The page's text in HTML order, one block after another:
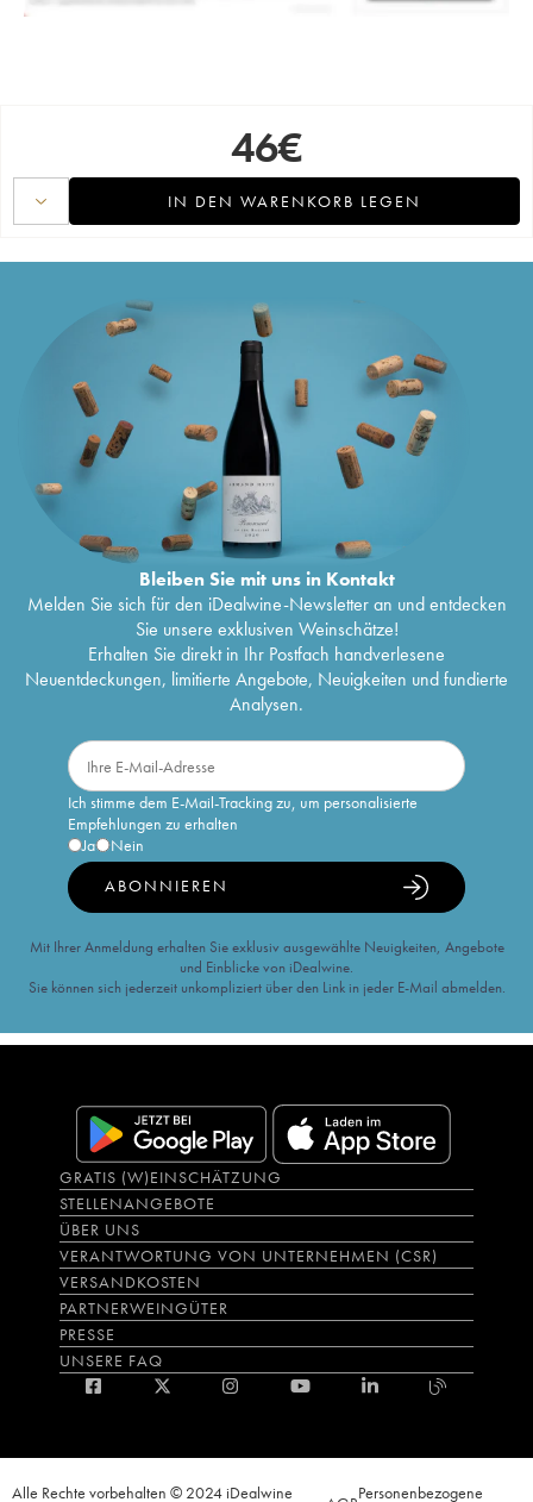
46€
IN DEN WARENKORB LEGEN
Bleiben Sie mit uns in Kontakt
Melden Sie sich für den iDealwine-Newsletter an und entdecken
Sie unsere exklusiven Weinschätze!
Erhalten Sie direkt in Ihr Postfach handverlesene
Neuentdeckungen, limitierte Angebote, Neuigkeiten und fundierte
Analysen.
Ich stimme dem E-Mail-Tracking zu, um personalisierte
Empfehlungen zu erhalten
Ja
Nein
ABONNIEREN
Mit Ihrer Anmeldung erhalten Sie exklusiv ausgewählte Neuigkeiten, Angebote
und Einblicke von iDealwine.
Sie können sich jederzeit unkompliziert über den Link in jeder E-Mail abmelden.
GRATIS (W)EINSCHÄTZUNG
STELLENANGEBOTE
ÜBER UNS
VERANTWORTUNG VON UNTERNEHMEN (CSR)
VERSANDKOSTEN
PARTNERWEINGÜTER
PRESSE
UNSERE FAQ
Alle Rechte vorbehalten © 2024 iDealwine Personenbezogene